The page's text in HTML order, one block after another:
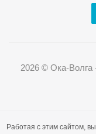
2026 © Ока-Волга
Работая с этим сайтом,